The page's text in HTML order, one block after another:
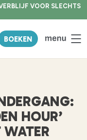
VOOR SLECHTS
BOEKEN
HOUR’